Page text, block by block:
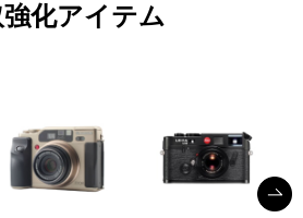
強化アイテム